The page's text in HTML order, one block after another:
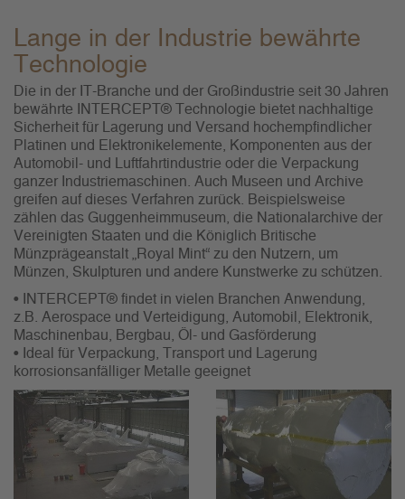
Lange in der Industrie bewährte
Technologie
Die in der IT-Branche und der Großindustrie seit 30 Jahren
bewährte INTERCEPT® Technologie bietet nachhaltige
Sicherheit für Lagerung und Versand hochempfindlicher
Platinen und Elektronikelemente, Komponenten aus der
Automobil- und Luftfahrtindustrie oder die Verpackung
ganzer Industriemaschinen. Auch Museen und Archive
greifen auf dieses Verfahren zurück. Beispielsweise
zählen das Guggenheimmuseum, die Nationalarchive der
Vereinigten Staaten und die Königlich Britische
Münzprägeanstalt „Royal Mint“ zu den Nutzern, um
Münzen, Skulpturen und andere Kunstwerke zu schützen.
• INTERCEPT® findet in vielen Branchen Anwendung,
z.B. Aerospace und Verteidigung, Automobil, Elektronik,
Maschinenbau, Bergbau, Öl- und Gasförderung
• Ideal für Verpackung, Transport und Lagerung
korrosionsanfälliger Metalle geeignet